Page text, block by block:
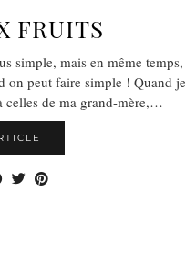
FRUITS
simple, mais en même temps,
on peut faire simple ! Quand je
celles de ma grand-mère,…